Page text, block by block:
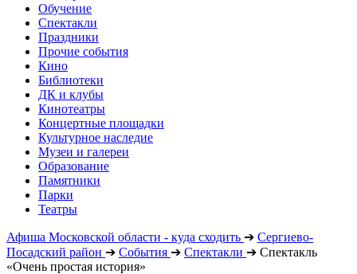
Обучение
Спектакли
Праздники
Прочие события
Кино
Библиотеки
ДК и клубы
Кинотеатры
Концертные площадки
Культурное наследие
Музеи и галереи
Образование
Памятники
Парки
Театры
Афиша Московской области - куда сходить ➔ Сергиево-
Посадский район ➔ События ➔ Спектакли ➔ Спектакль
«Очень простая история»